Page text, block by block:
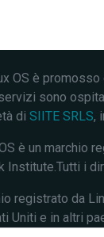
OS è promosso
sono
di SIITE SRLS,
è un marchio
Institute.Tutti i
registrato da
Uniti e in altri